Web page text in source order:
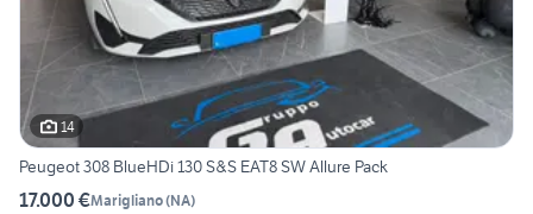
14
Peugeot 308 BlueHDi 130 S&S EAT8 SW Allure Pack
17.000 €Marigliano(NA)